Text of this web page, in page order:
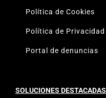
Política de Cookies
Política de Privacidad
Portal de denuncias
SOLUCIONES DESTACADAS